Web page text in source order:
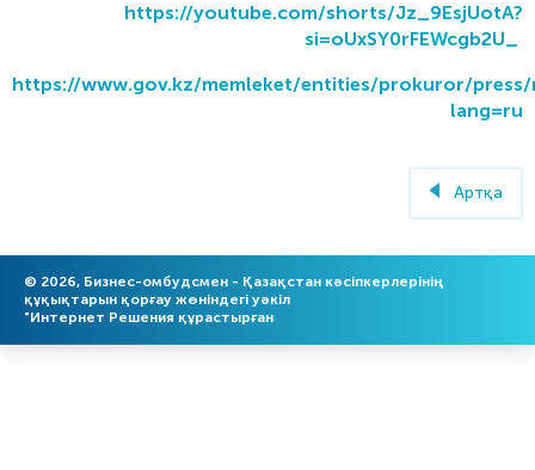
https://youtube.com/shorts/Jz_9EsjUotA?
si=oUxSY0rFEWcgb2U_
https://www.gov.kz/memleket/entities/prokuror/press/
lang=ru
Артқа
© 2026, Бизнес-омбудсмен - Қазақстан кәсіпкерлерінің
құқықтарын қорғау жөніндегі уәкіл
"Интернет Решения құрастырған